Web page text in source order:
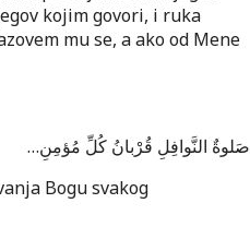
kojim govori, i ruka
mu se, a ako od Mene
صَلوةٌ النَّوافِلِ قُرْبانُ کُلِّ مُؤمِنِ…
Bogu svakog